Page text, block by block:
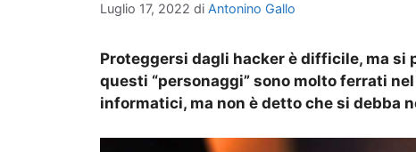
Luglio 17, 2022 di Antonino Gallo
Proteggersi dagli hacker è difficile, ma si
questi “personaggi” sono molto ferrati
informatici, ma non è detto che si debba